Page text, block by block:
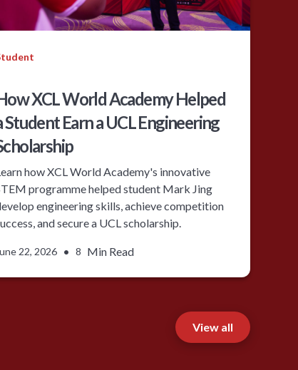
XCL World Academy Helped
Student Earn a UCL Engineering
how XCL World Academy's innovative
programme helped student Mark Jing
engineering skills, achieve competition
and secure a UCL scholarship.
22, 2026 • 8 Min Read
View all